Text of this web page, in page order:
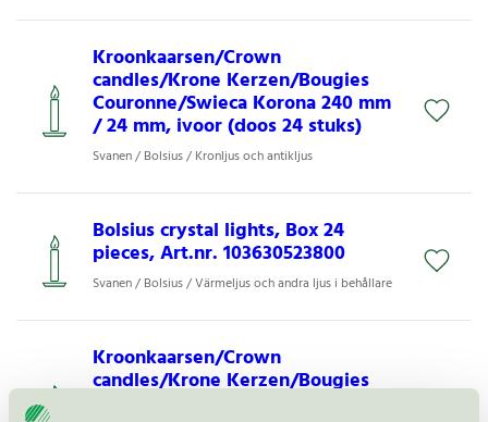
Kroonkaarsen/Crown
candles/Krone Kerzen/Bougies
Couronne/Swieca Korona 240 mm
/ 24 mm, ivoor (doos 24 stuks)
Svanen / Bolsius / Kronljus och antikljus
Bolsius crystal lights, Box 24
pieces, Art.nr. 103630523800
Svanen / Bolsius / Värmeljus och andra ljus i behållare
Kroonkaarsen/Crown
candles/Krone Kerzen/Bougies